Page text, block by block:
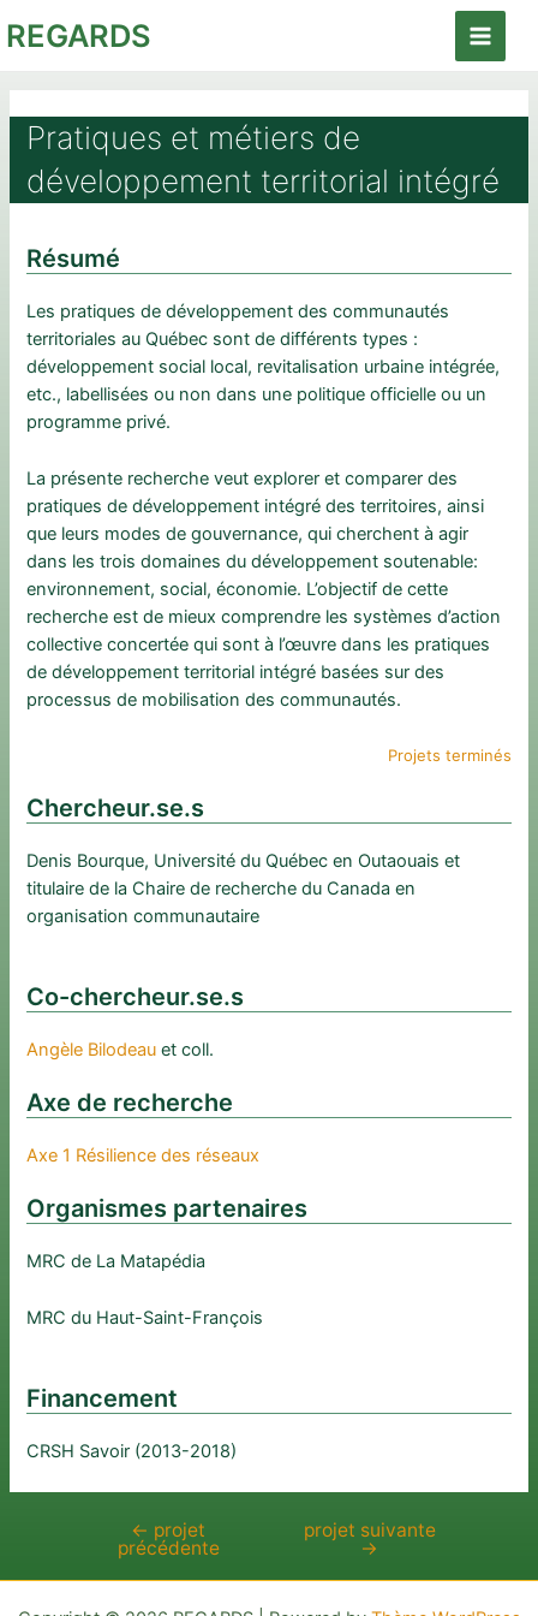
auREGARDS
Main
Pratiques et métiers de
développement territorial intégré
Résumé
Les pratiques de développement des communautés
territoriales au Québec sont de différents types :
développement social local, revitalisation urbaine intégrée,
etc., labellisées ou non dans une politique officielle ou un
programme privé.
La présente recherche veut explorer et comparer des
pratiques de développement intégré des territoires, ainsi
que leurs modes de gouvernance, qui cherchent à agir
dans les trois domaines du développement soutenable:
environnement, social, économie. L’objectif de cette
recherche est de mieux comprendre les systèmes d’action
collective concertée qui sont à l’œuvre dans les pratiques
de développement territorial intégré basées sur des
processus de mobilisation des communautés.
Projets terminés
Chercheur.se.s
Denis Bourque, Université du Québec en Outaouais et
titulaire de la Chaire de recherche du Canada en
organisation communautaire
Co-chercheur.se.s
Angèle Bilodeau et coll.
Axe de recherche
Axe 1 Résilience des réseaux
Organismes partenaires
MRC de La Matapédia
MRC du Haut-Saint-François
Financement
CRSH Savoir (2013-2018)
Navigation
l’article
← projet
précédente
projet suivante
→